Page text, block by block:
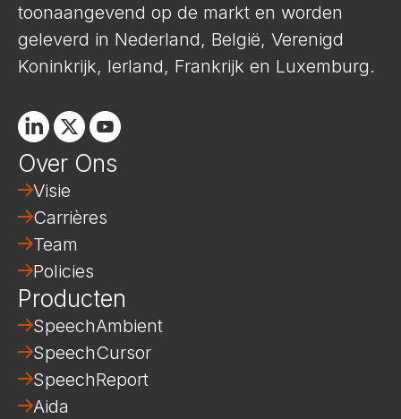
toonaangevend op de markt en worden
geleverd in Nederland, België, Verenigd
Koninkrijk, Ierland, Frankrijk en Luxemburg.
Linkedin
X Youtube
Over Ons
Visie
Carrières
Team
Policies
Producten
SpeechAmbient
SpeechCursor
SpeechReport
Aida